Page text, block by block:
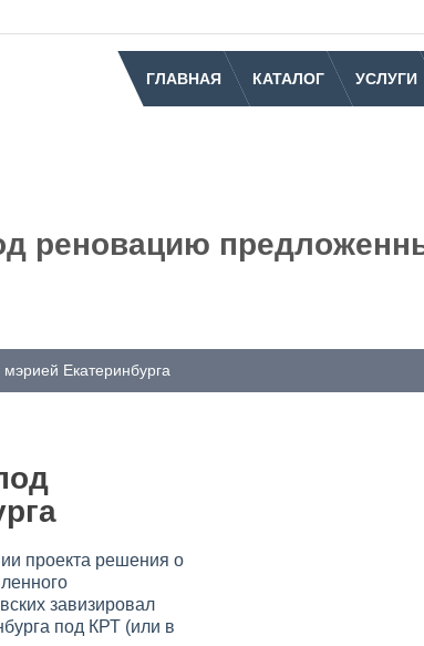
ГЛАВНАЯ КАТАЛОГ УСЛУГИ
реновацию
Екатеринбурга
проекта решения о
завизировал
под КРТ (или в